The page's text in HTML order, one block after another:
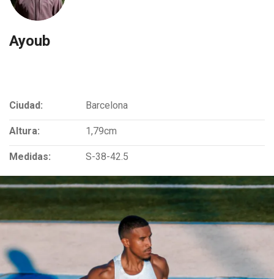
Ayoub
Ciudad: Barcelona
Altura: 1,79cm
Medidas: S-38-42.5